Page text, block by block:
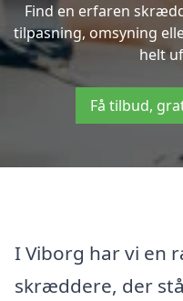
Find en erfaren
tilpasning, omsyning
helt
Få tilbud,
I Viborg har vi en
skræddere, der